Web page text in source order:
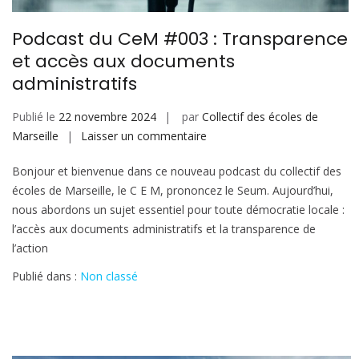
Podcast du CeM #003 : Transparence
et accès aux documents
administratifs
Publié le 22 novembre 2024 par Collectif des écoles de
Marseille
Laisser un commentaire
du
CeM
#003
:
Bonjour et bienvenue dans ce nouveau podcast du collectif des
écoles de Marseille, le C E M, prononcez le Seum. Aujourd’hui,
nous abordons un sujet essentiel pour toute démocratie locale :
l’accès aux documents administratifs et la transparence de
l’action
Publié dans : Non classé